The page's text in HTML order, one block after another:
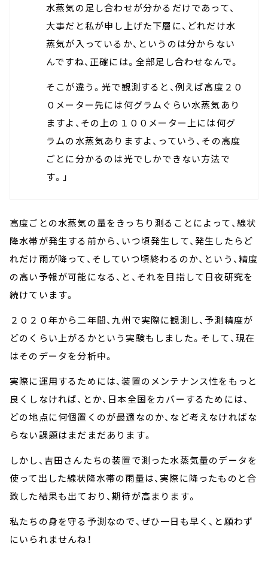
水蒸気の足し合わせが分かるだけであって、
大事だと私が申し上げた下層に、どれだけ水
蒸気が入っているか、というのは分からない
んですね、正確には。全部足し合わせなんで。
そこが違う。光で観測すると、例えば高度２０
０メーター先には何グラムぐらい水蒸気あり
ますよ、その上の１００メーター上には何グ
ラムの水蒸気ありますよ、っていう、その高度
ごとに分かるのは光でしかできない方法で
す。」
高度ごとの水蒸気の量をきっちり測ることによって、線状
降水帯が発生する前から、いつ頃発生して、発生したらど
れだけ雨が降って、そしていつ頃終わるのか、という、精度
の高い予報が可能になる、と、それを目指して日夜研究を
続けています。
２０２０年から二年間、九州で実際に観測し、予測精度が
どのくらい上がるかという実験もしました。そして、現在
はそのデータを分析中。
実際に運用するためには、装置のメンテナンス性をもっと
良くしなければ、とか、日本全国をカバーするためには、
どの地点に何個置くのが最適なのか、など考えなければな
らない課題はまだまだあります。
しかし、吉田さんたちの装置で測った水蒸気量のデータを
使って出した線状降水帯の雨量は、実際に降ったものと合
致した結果も出ており、期待が高まります。
私たちの身を守る予測なので、ぜひ一日も早く、と願わず
にいられませんね！